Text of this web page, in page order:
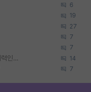
6
19
27
7
7
박사진학하기에 2억은 괜찮은 (?) 정도의 경제력인가요 14
7